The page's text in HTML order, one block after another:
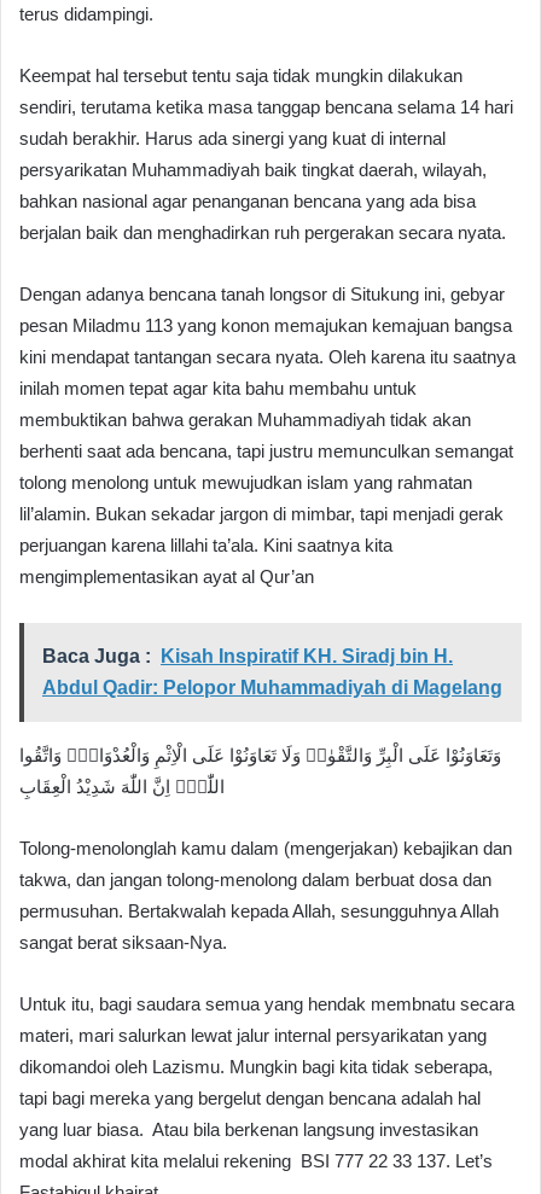
terus didampingi.
Keempat hal tersebut tentu saja tidak mungkin dilakukan
sendiri, terutama ketika masa tanggap bencana selama 14 hari
sudah berakhir. Harus ada sinergi yang kuat di internal
persyarikatan Muhammadiyah baik tingkat daerah, wilayah,
bahkan nasional agar penanganan bencana yang ada bisa
berjalan baik dan menghadirkan ruh pergerakan secara nyata.
Dengan adanya bencana tanah longsor di Situkung ini, gebyar
pesan Miladmu 113 yang konon memajukan kemajuan bangsa
kini mendapat tantangan secara nyata. Oleh karena itu saatnya
inilah momen tepat agar kita bahu membahu untuk
membuktikan bahwa gerakan Muhammadiyah tidak akan
berhenti saat ada bencana, tapi justru memunculkan semangat
tolong menolong untuk mewujudkan islam yang rahmatan
lil’alamin. Bukan sekadar jargon di mimbar, tapi menjadi gerak
perjuangan karena lillahi ta’ala. Kini saatnya kita
mengimplementasikan ayat al Qur’an
Baca Juga :
Kisah Inspiratif KH. Siradj bin H.
Abdul Qadir: Pelopor Muhammadiyah di Magelang
وَتَعَاوَنُوْا عَلَى الْبِرِّ وَالتَّقْوٰىۖ وَلَا تَعَاوَنُوْا عَلَى الْاِثْمِ وَالْعُدْوَانِۖ وَاتَّقُوا
اللّٰهَۗ اِنَّ اللّٰهَ شَدِيْدُ الْعِقَابِ
Tolong-menolonglah kamu dalam (mengerjakan) kebajikan dan
takwa, dan jangan tolong-menolong dalam berbuat dosa dan
permusuhan. Bertakwalah kepada Allah, sesungguhnya Allah
sangat berat siksaan-Nya.
Untuk itu, bagi saudara semua yang hendak membnatu secara
materi, mari salurkan lewat jalur internal persyarikatan yang
dikomandoi oleh Lazismu. Mungkin bagi kita tidak seberapa,
tapi bagi mereka yang bergelut dengan bencana adalah hal
yang luar biasa. Atau bila berkenan langsung investasikan
modal akhirat kita melalui rekening BSI 777 22 33 137. Let’s